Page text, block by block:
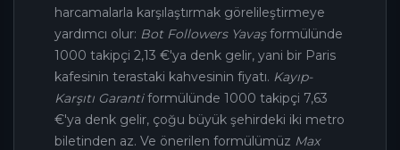
harcamalarla karşılaştırmak görelileştirmeye
yardımcı olur: Bot Followers Yavaşformülünde
1000 takipçi 2,13 €'ya denk gelir, yani bir Paris
kafesinin terastaki kahvesinin fiyatı. Kayıp-
Karşıtı Garantiformülünde 1000 takipçi 7,63
€'ya denk gelir, çoğu büyük şehirdeki iki metro
biletinden az. Ve önerilen formülümüz Max